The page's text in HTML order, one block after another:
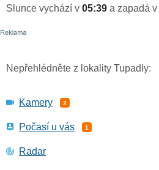
Slunce vychází v 05:39 a zapadá v
Nepřehlédněte z lokality Tupadly:
Kamery 2
Počasí u vás 1
Radar